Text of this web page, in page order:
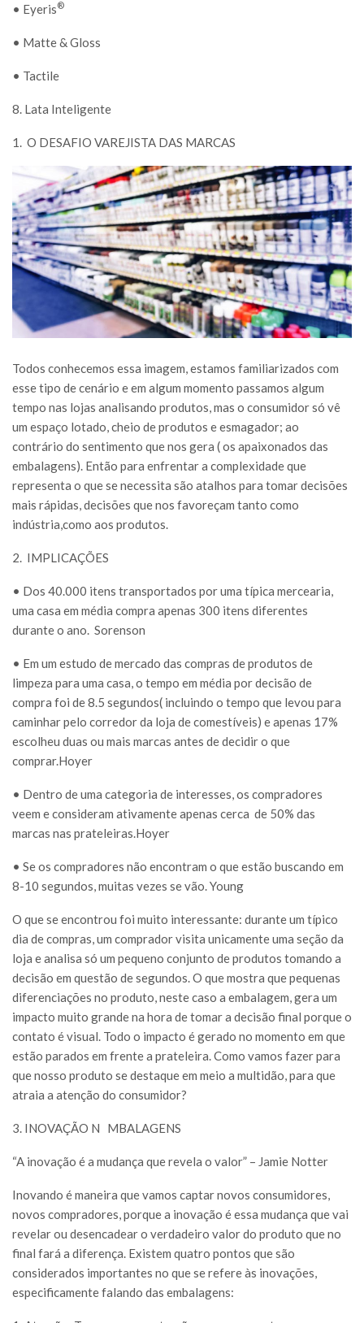
• Eyeris®
• Matte & Gloss
• Tactile
8. Lata Inteligente
1. O DESAFIO VAREJISTA DAS MARCAS
Todos conhecemos essa imagem, estamos familiarizados com
esse tipo de cenário e em algum momento passamos algum
tempo nas lojas analisando produtos, mas o consumidor só vê
um espaço lotado, cheio de produtos e esmagador; ao
contrário do sentimento que nos gera ( os apaixonados das
embalagens). Então para enfrentar a complexidade que
representa o que se necessita são atalhos para tomar decisões
mais rápidas, decisões que nos favoreçam tanto como
indústria,como aos produtos.
2. IMPLICAÇÕES
• Dos 40.000 itens transportados por uma típica mercearia,
uma casa em média compra apenas 300 itens diferentes
durante o ano. Sorenson
• Em um estudo de mercado das compras de produtos de
limpeza para uma casa, o tempo em média por decisão de
compra foi de 8.5 segundos( incluindo o tempo que levou para
caminhar pelo corredor da loja de comestíveis) e apenas 17%
escolheu duas ou mais marcas antes de decidir o que
comprar.Hoyer
• Dentro de uma categoria de interesses, os compradores
veem e consideram ativamente apenas cerca de 50% das
marcas nas prateleiras.Hoyer
• Se os compradores não encontram o que estão buscando em
8-10 segundos, muitas vezes se vão. Young
O que se encontrou foi muito interessante: durante um típico
dia de compras, um comprador visita unicamente uma seção da
loja e analisa só um pequeno conjunto de produtos tomando a
decisão em questão de segundos. O que mostra que pequenas
diferenciações no produto, neste caso a embalagem, gera um
impacto muito grande na hora de tomar a decisão final porque o
contato é visual. Todo o impacto é gerado no momento em que
estão parados em frente a prateleira. Como vamos fazer para
que nosso produto se destaque em meio a multidão, para que
atraia a atenção do consumidor?
3. INOVAÇÃO N MBALAGENS
“A inovação é a mudança que revela o valor” – Jamie Notter
Inovando é maneira que vamos captar novos consumidores,
novos compradores, porque a inovação é essa mudança que vai
revelar ou desencadear o verdadeiro valor do produto que no
final fará a diferença. Existem quatro pontos que são
considerados importantes no que se refere às inovações,
especificamente falando das embalagens: